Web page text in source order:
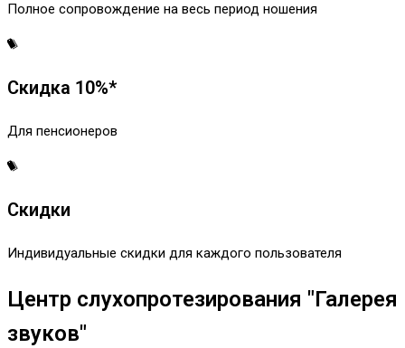
Полное сопровождение на весь период ношения
Скидка 10%*
Для пенсионеров
Скидки
Индивидуальные скидки для каждого пользователя
Центр слухопротезирования "Галерея
звуков"